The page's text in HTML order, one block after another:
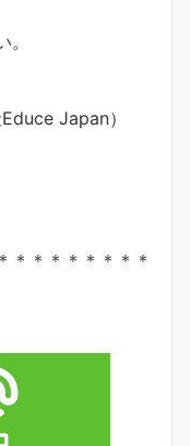
Japan）
＊＊＊＊＊＊＊＊